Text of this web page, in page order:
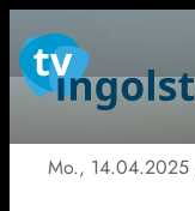
Mo., 14.04.2025